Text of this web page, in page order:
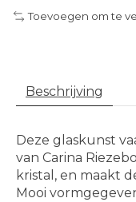
Toevoegen om te
Beschrijving
Deze glaskunst
van Carina
kristal, en maakt
Mooi